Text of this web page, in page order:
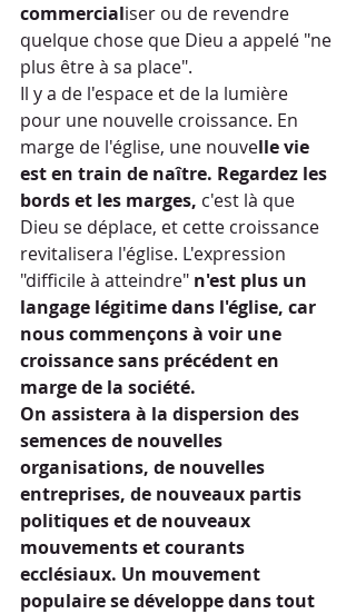
commercialiser ou de revendre
quelque chose que Dieu a appelé "ne
plus être à sa place".
Il y a de l'espace et de la lumière
pour une nouvelle croissance. En
marge de l'église, une nouvelle vie
est en train de naître. Regardez les
bords et les marges, c'est là que
Dieu se déplace, et cette croissance
revitalisera l'église. L'expression
"difficile à atteindre" n'est plus un
langage légitime dans l'église, car
nous commençons à voir une
croissance sans précédent en
marge de la société.
On assistera à la dispersion des
semences de nouvelles
organisations, de nouvelles
entreprises, de nouveaux partis
politiques et de nouveaux
mouvements et courants
ecclésiaux. Un mouvement
populaire se développe dans tout